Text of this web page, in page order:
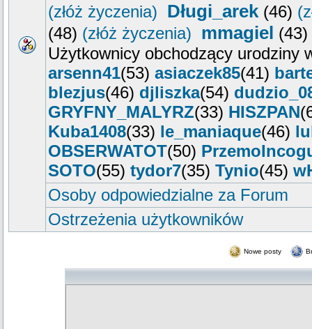
(złóż życzenia) Długi_arek (46)
(48) (złóż życzenia) mmagiel (43)
Użytkownicy obchodzący urodziny
arsenn41(53) asiaczek85(41)
blezjus(46) djliszka(54)
GRYFNY_MALYRZ(33) HISZPAN
Kuba1408(33) le_maniaque(46)
OBSERWATOT(50)
SOTO(55) tydor7(35) Tynio(45)
Osoby odpowiedzialne za Forum
Ostrzeżenia użytkowników
Nowe posty